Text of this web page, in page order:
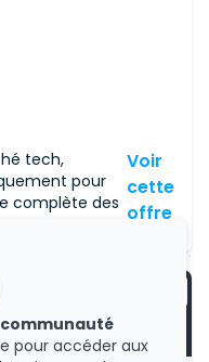
tech,
pour
complète des
pour accéder aux
Voir
cette
offre